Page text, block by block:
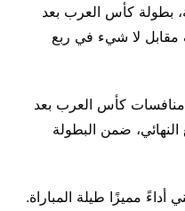
بطولة كأس العرب بعد
مقابل لا شيء في ربع
منافسات كأس العرب بعد
ضمن البطولة
أداءً مميزًا طيلة المباراة.